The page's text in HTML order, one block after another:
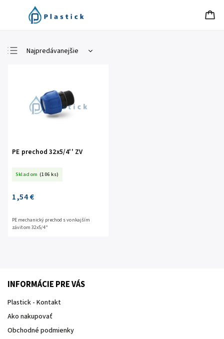
Najpredávanejšie
Abecedne
PE prechod 32x5/4'' ZV
Skladom (106 ks)
1,54 €
PE mechanický prechod s vonkajším
závitom 32x5/4"
INFORMÁCIE PRE VÁS
Plastick - Kontakt
Ako nakupovať
Obchodné podmienky